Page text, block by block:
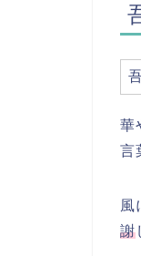
華
言
風
謝